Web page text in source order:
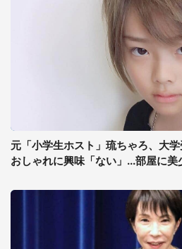
元「小学生ホスト」琉ちゃろ、大
おしゃれに興味「ない」...部屋に美